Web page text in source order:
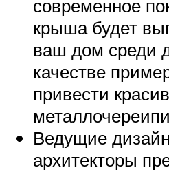
современное
крыша будет
ваш дом среди
качестве
привести
Ведущие
архитекторы